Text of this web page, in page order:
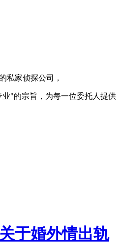
私家侦探公司，
"的宗旨，为每一位委托人提供
于婚外情出轨